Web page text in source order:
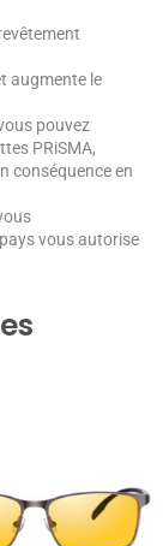
augmente le
pouvez
PRiSMA,
conséquence en
vous autorise